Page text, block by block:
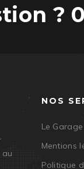
?
NOS
Le
Mentions
Politique